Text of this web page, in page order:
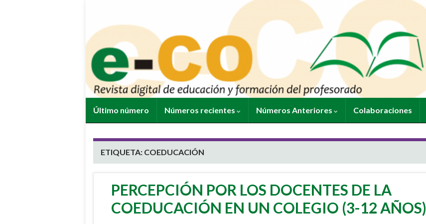
Último número Números recientes Números Anteriores Colaboraciones
ETIQUETA: COEDUCACIÓN
PERCEPCIÓN POR LOS DOCENTES DE LA
COEDUCACIÓN EN UN COLEGIO (3-12 AÑOS)